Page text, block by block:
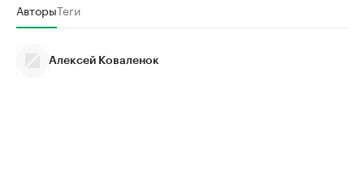
АвторыТеги
Алексей Коваленок